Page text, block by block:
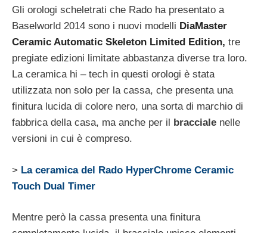
Gli orologi scheletrati che Rado ha presentato a
Baselworld 2014 sono i nuovi modelli DiaMaster
Ceramic Automatic Skeleton Limited Edition, tre
pregiate edizioni limitate abbastanza diverse tra loro.
La ceramica hi – tech in questi orologi è stata
utilizzata non solo per la cassa, che presenta una
finitura lucida di colore nero, una sorta di marchio di
fabbrica della casa, ma anche per il
bracciale nelle
versioni in cui è compreso.
> La ceramica del Rado HyperChrome Ceramic
Touch Dual Timer
Mentre però la cassa presenta una finitura